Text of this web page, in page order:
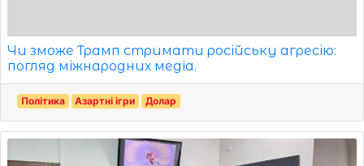
Чи зможе Трамп стримати російську агресію:
погляд міжнародних медіа.
Політика Азартні ігри Долар